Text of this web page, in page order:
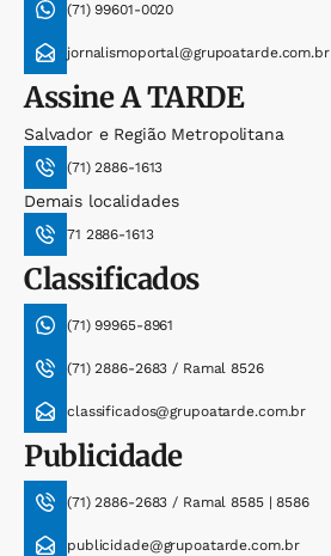
(71) 99601-0020
jornalismoportal@grupoatarde.com.br
AssineA TARDE
Salvador e Região Metropolitana
(71) 2886-1613
Demais localidades
71 2886-1613
Classificados
(71) 99965-8961
(71) 2886-2683 / Ramal 8526
classificados@grupoatarde.com.br
Publicidade
(71) 2886-2683 / Ramal 8585 | 8586
publicidade@grupoatarde.com.br